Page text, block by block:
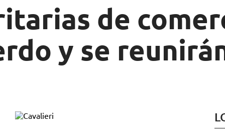
de
y se